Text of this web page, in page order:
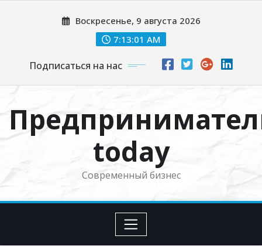
Воскресенье, 9 августа 2026
7:13:02 AM
Подписаться на нас
today
Современный бизнес